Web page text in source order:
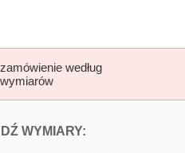
według
WYMIARY: